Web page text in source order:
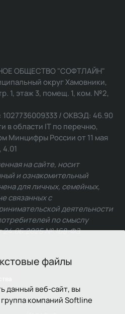
файлы
данный веб-сайт, вы
компаний Softline
ОБЩЕСТВО "СОФТЛАЙН"
округ Хамовники,
1, этаж 3, помещ. 1, ком. №2,
/ ОКВЭД: 46.90
в области IT по перечню,
Минцифры России от 11 мая
на сайте, носит
и ознакомительный
для личных, семейных,
связанных с
деятельности
по смыслу
24.06.2025 № 168-ФЗ.